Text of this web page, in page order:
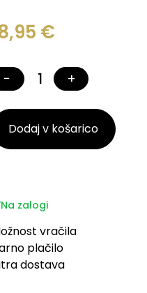
€
− +
Dodaj v košarico
Na zalogi
vračila
plačilo
dostava